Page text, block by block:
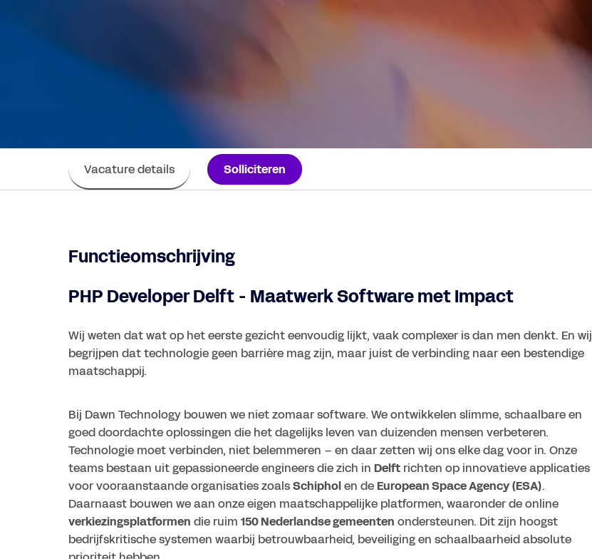
Vacature details Solliciteren
Functieomschrijving
PHP Developer Delft - Maatwerk Software met Impact
Wij weten dat wat op het eerste gezicht eenvoudig lijkt, vaak complexer is dan men denkt. En wij
begrijpen dat technologie geen barrière mag zijn, maar juist de verbinding naar een bestendige
maatschappij.
Bij Dawn Technology bouwen we niet zomaar software. We ontwikkelen slimme, schaalbare en
goed doordachte oplossingen die het dagelijks leven van duizenden mensen verbeteren.
Technologie moet verbinden, niet belemmeren – en daar zetten wij ons elke dag voor in. Onze
teams bestaan uit gepassioneerde engineers die zich in Delft richten op innovatieve applicaties
voor vooraanstaande organisaties zoalsSchipholen de European Space Agency (ESA).
Daarnaast bouwen we aan onze eigen maatschappelijke platformen, waaronder de online
verkiezingsplatformen die ruim 150 Nederlandse gemeenten ondersteunen. Dit zijn hoogst
bedrijfskritische systemen waarbij betrouwbaarheid, beveiliging en schaalbaarheid absolute